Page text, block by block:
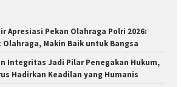
Apresiasi Pekan Olahraga Polri 2026:
Olahraga, Makin Baik untuk Bangsa
Integritas Jadi Pilar Penegakan Hukum,
Hadirkan Keadilan yang Humanis